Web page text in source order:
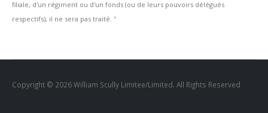
filiale, d'un régiment ou d'un fonds (ou de leurs pouvoirs délégués
respectifs), il ne sera pas traité. ''
Copyright © 2026 William Scully Limitee/Limited. All Rights Reserved